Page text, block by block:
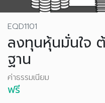
EQD1101
ลงทุนหุ้นมั่นใจ
ฐาน
ค่าธรรมเนียม
ฟรี